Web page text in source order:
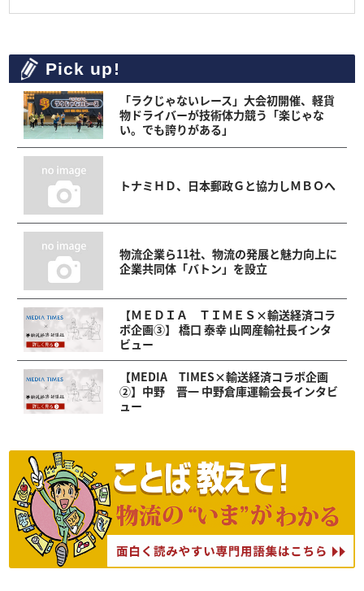
Pick up!
「ラクじゃないレース」大会初開催、軽貨
物ドライバーが技術体力競う「楽じゃな
い。でも誇りがある」
トナミＨＤ、日本郵政Ｇと協力しＭＢＯへ
物流企業ら11社、物流の発展と魅力向上に
企業共同体「バトン」を設立
【ＭＥＤＩＡ ＴＩＭＥＳ×輸送経済コラ
ボ企画③】 橋口 泰幸 山岡産輸社長インタ
ビュー
【MEDIA TIMES×輸送経済コラボ企画
②】中野 晋一 中野倉庫運輸会長インタビ
ュー